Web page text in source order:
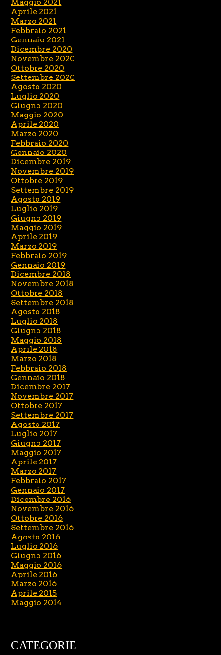
Maggio 2021
Aprile 2021
Marzo 2021
Febbraio 2021
Gennaio 2021
Dicembre 2020
Novembre 2020
Ottobre 2020
Settembre 2020
Agosto 2020
Luglio 2020
Giugno 2020
Maggio 2020
Aprile 2020
Marzo 2020
Febbraio 2020
Gennaio 2020
Dicembre 2019
Novembre 2019
Ottobre 2019
Settembre 2019
Agosto 2019
Luglio 2019
Giugno 2019
Maggio 2019
Aprile 2019
Marzo 2019
Febbraio 2019
Gennaio 2019
Dicembre 2018
Novembre 2018
Ottobre 2018
Settembre 2018
Agosto 2018
Luglio 2018
Giugno 2018
Maggio 2018
Aprile 2018
Marzo 2018
Febbraio 2018
Gennaio 2018
Dicembre 2017
Novembre 2017
Ottobre 2017
Settembre 2017
Agosto 2017
Luglio 2017
Giugno 2017
Maggio 2017
Aprile 2017
Marzo 2017
Febbraio 2017
Gennaio 2017
Dicembre 2016
Novembre 2016
Ottobre 2016
Settembre 2016
Agosto 2016
Luglio 2016
Giugno 2016
Maggio 2016
Aprile 2016
Marzo 2016
Aprile 2015
Maggio 2014
CATEGORIE